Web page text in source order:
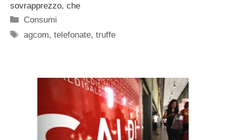
sovrapprezzo, che
Categorie
Consumi
Tag
agcom,telefonate,truffe